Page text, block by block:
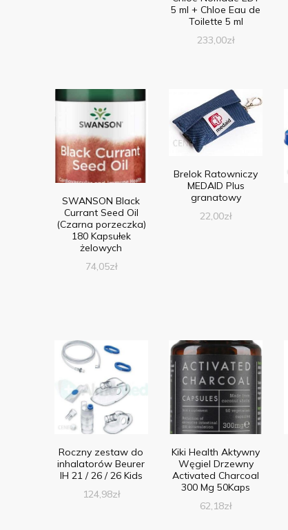
5 ml + Chloe Eau de
Toilette 5 ml
233,00zł
SWANSON Black
Currant Seed Oil
(Czarna porzeczka)
180 Kapsułek
żelowych
74,05zł
Brelok Ratowniczy
MEDAID Plus
granatowy
22,00zł
Roczny zestaw do
inhalatorów Beurer
IH 21 / 26 / 26 Kids
124,98zł
Kiki Health Aktywny
Węgiel Drzewny
Activated Charcoal
300 Mg 50Kaps
62,18zł